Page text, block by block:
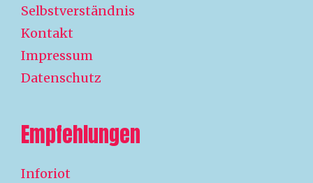
Selbstverständnis
Kontakt
Impressum
Datenschutz
Empfehlungen
Inforiot